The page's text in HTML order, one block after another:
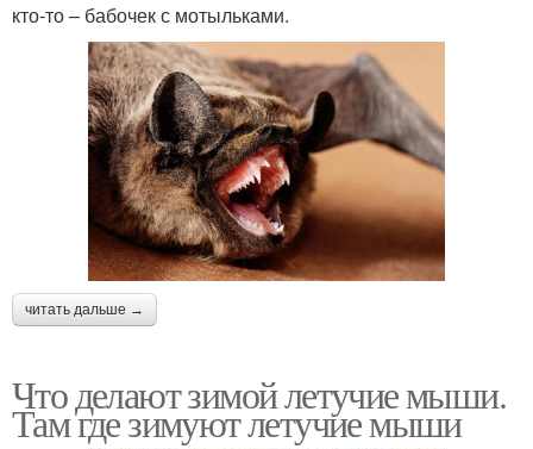
кто-то – бабочек с мотыльками.
читать дальше →
Что делают зимой летучие мыши.
Там где зимуют летучие мыши